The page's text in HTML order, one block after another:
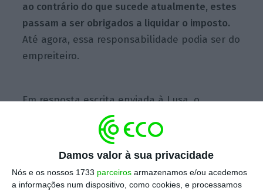
Damos valor à sua privacidade
Nós e os nossos 1733 parceiros armazenamos e/ou acedemos
a informações num dispositivo, como cookies, e processamos
ao contrário do que sucede atualmente, estes
passam a ser obrigados a liquidar o imposto.
Até agora, essa responsabilidade podia ser do
empreiteiro.
Em resposta escrita enviada à Lusa, o
dirigente da APPII sublinha que “é necessário
avaliar com detalhe os impactos práticos”
das medidas agora vertidas pelo Governo em
“Estamos a analisar as duas
propostas legislativas, que são extensas, para